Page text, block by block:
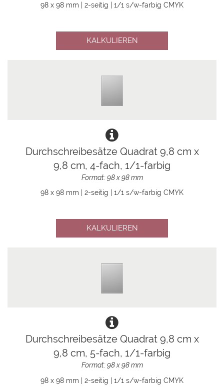
98 x 98 mm | 2-seitig | 1/1 s/w-farbig CMYK
KALKULIEREN
Durchschreibesätze Quadrat 9,8 cm x
9,8 cm, 4-fach, 1/1-farbig
Format: 98 x 98 mm
98 x 98 mm | 2-seitig | 1/1 s/w-farbig CMYK
KALKULIEREN
Durchschreibesätze Quadrat 9,8 cm x
9,8 cm, 5-fach, 1/1-farbig
Format: 98 x 98 mm
98 x 98 mm | 2-seitig | 1/1 s/w-farbig CMYK